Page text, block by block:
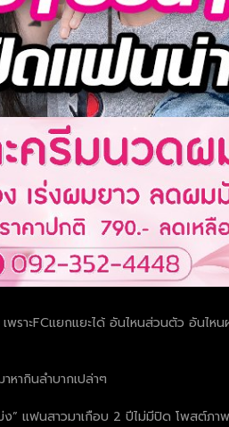
าะFCแยกแยะได้ อันไหนส่วนตัว อันไห
หากินลำบากเปล่าๆ
ฟนสาวมาเกือบ 2 ปีไม่มีปิด โพสต์ภาพ